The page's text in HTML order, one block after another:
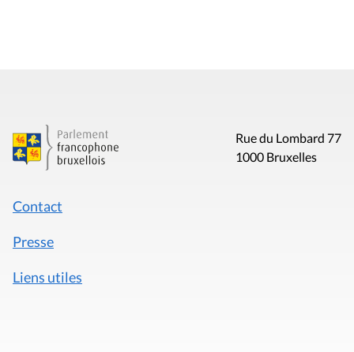
Rue du Lombard 77
1000 Bruxelles
Contact
Presse
Liens utiles